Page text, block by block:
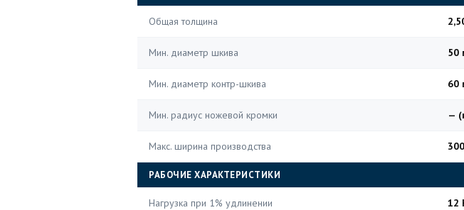
Общая толщина
Мин. диаметр шкива 50
Мин. диаметр контр-шкива 60
Мин. радиус ножевой кромки —
Макс. ширина производства
РАБОЧИЕ ХАРАКТЕРИСТИКИ
Нагрузка при 1% удлинении 12